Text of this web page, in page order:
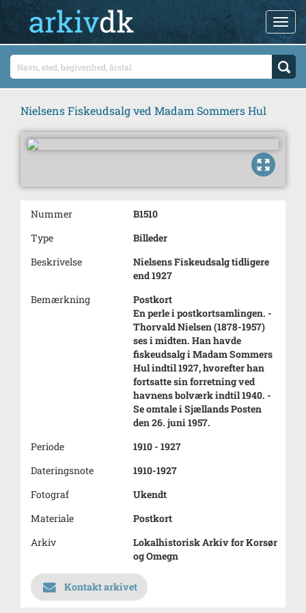
Nielsens Fiskeudsalg ved Madam Sommers Hul
Nummer
B1510
Type
Billeder
Beskrivelse
Nielsens Fiskeudsalg tidligere
end 1927
Bemærkning
Postkort
En perle i postkortsamlingen. -
Thorvald Nielsen (1878-1957)
ses i midten. Han havde
fiskeudsalg i Madam Sommers
Hul indtil 1927, hvorefter han
fortsatte sin forretning ved
havnens bolværk indtil 1940. -
Se omtale i Sjællands Posten
den 26. juni 1957.
Periode
1910 - 1927
Dateringsnote
1910-1927
Fotograf
Ukendt
Materiale
Postkort
Arkiv
Lokalhistorisk Arkiv for Korsør
og Omegn
Kontakt arkivet